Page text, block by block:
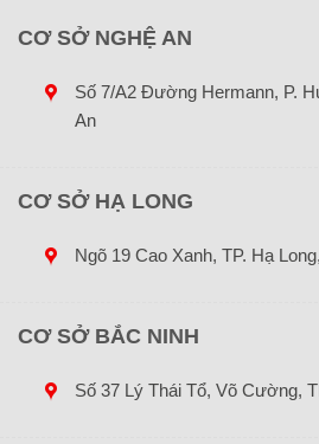
CƠ SỞ NGHỆ AN
Số 7/A2 Đường Hermann, P.
An
CƠ SỞ HẠ LONG
Ngõ 19 Cao Xanh, TP. Hạ
CƠ SỞ BẮC NINH
Số 37 Lý Thái Tổ, Võ Cường,